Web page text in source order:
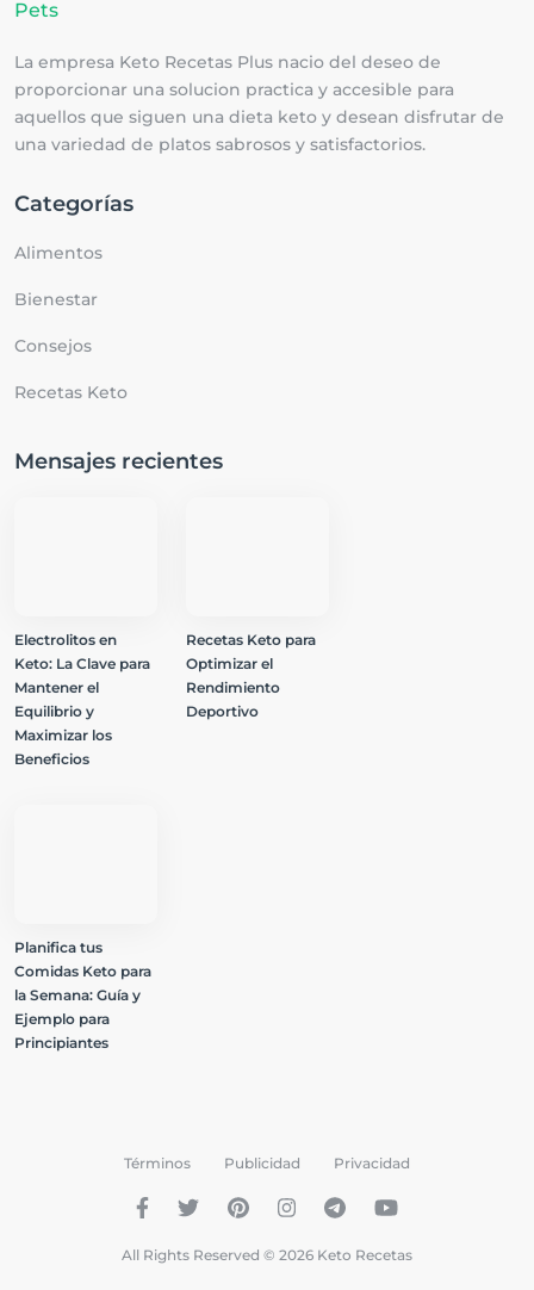
La empresa Keto Recetas Plus nacio del deseo de
proporcionar una solucion practica y accesible para
aquellos que siguen una dieta keto y desean disfrutar de
una variedad de platos sabrosos y satisfactorios.
Categorías
Alimentos
Bienestar
Consejos
Recetas Keto
Mensajes recientes
Electrolitos en
Keto: La Clave para
Mantener el
Equilibrio y
Maximizar los
Beneficios
Recetas Keto para
Optimizar el
Rendimiento
Deportivo
Planifica tus
Comidas Keto para
la Semana: Guía y
Ejemplo para
Principiantes
All Rights Reserved © 2026 Keto Recetas
Términos Publicidad Privacidad